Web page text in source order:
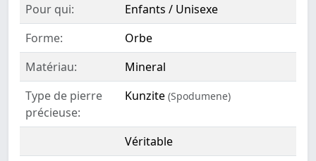
Pour qui:
Enfants / Unisexe
Forme:
Orbe
Matériau:
Mineral
Type de pierre
précieuse:
Kunzite (Spodumene)
Véritable